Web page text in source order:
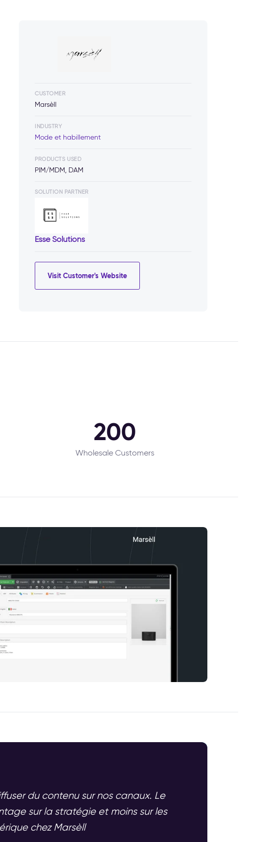
CUSTOMER
Marsèll
INDUSTRY
Mode et habillement
PRODUCTS USED
PIM/MDM, DAM
SOLUTION PARTNER
Esse Solutions
Visit Customer's Website
200
Wholesale Customers
du contenu sur nos canaux. Le
sur la stratégie et moins sur les
chez Marsèll